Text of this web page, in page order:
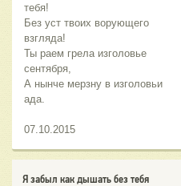
тебя!
Без уст твоих ворующего
взгляда!
Ты раем грела изголовье
сентября,
А нынче мерзну в изголовьи
ада.
07.10.2015
Я забыл как дышать без тебя